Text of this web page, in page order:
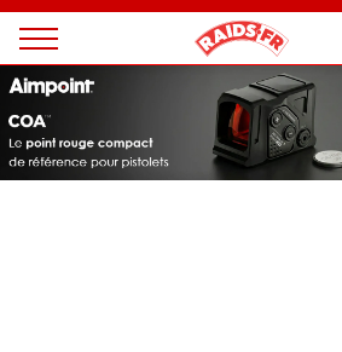
Magazine
Raids
Panneau de gestion des cookies